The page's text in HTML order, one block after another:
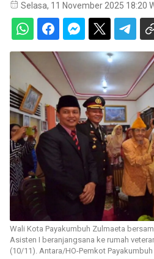
Selasa, 11 November 2025 18:20
Wali Kota Payakumbuh Zulmaeta
Asisten I beranjangsana ke rumah
(10/11). Antara/HO-Pemkot Payakumbuh